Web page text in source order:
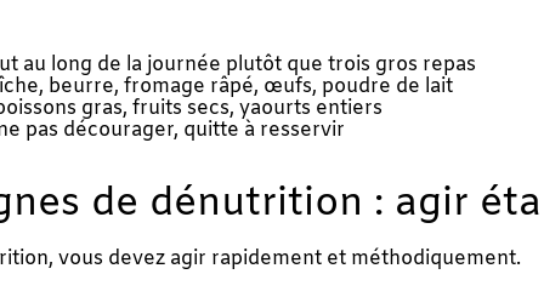
au long de la journée plutôt que trois gros repas
beurre, fromage râpé, œufs, poudre de lait
gras, fruits secs, yaourts entiers
pas décourager, quitte à resservir
de dénutrition : agir
vous devez agir rapidement et méthodiquement.